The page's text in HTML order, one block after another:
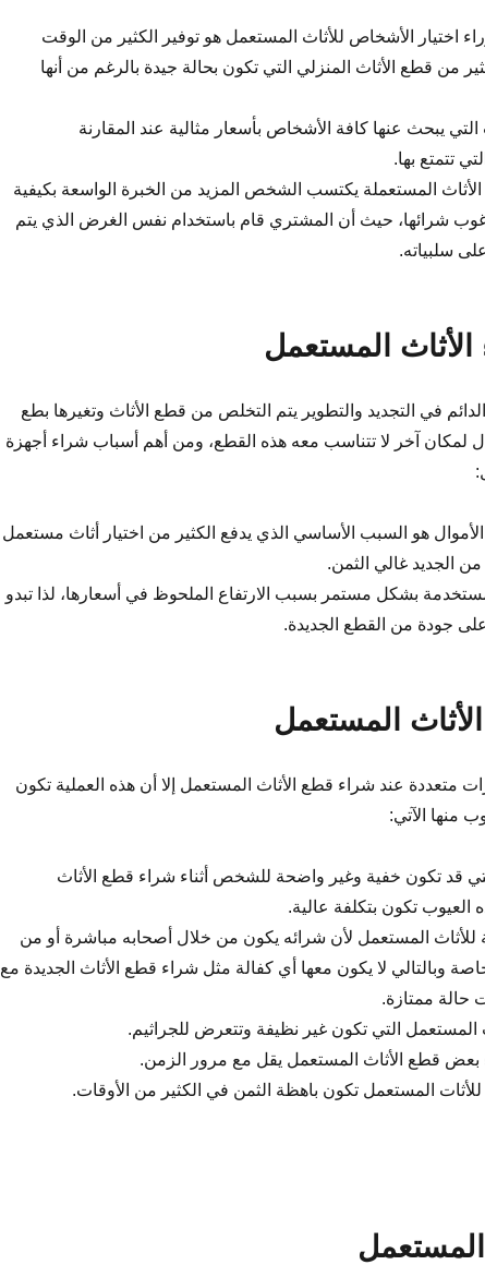
اختيار الأشخاص للأثاث المستعمل هو توفير الكثير من الوقت
من قطع الأثاث المنزلي التي تكون بحالة جيدة بالرغم من أنها
يبحث عنها كافة الأشخاص بأسعار مثالية عند المقارنة
تتمتع بها.
المستعملة يكتسب الشخص المزيد من الخبرة الواسعة بكيفية
شرائها، حيث أن المشتري قام باستخدام نفس الغرض الذي يتم
سلبياته.
المستعمل
في التجديد والتطوير يتم التخلص من قطع الأثاث وتغيرها بطع
لمكان آخر لا تتناسب معه هذه القطع، ومن أهم أسباب شراء أجهزة
الأموال هو السبب الأساسي الذي يدفع الكثير من اختيار أثاث مستعمل
الجديد غالي الثمن.
بشكل مستمر بسبب الارتفاع الملحوظ في أسعارها، لذا تبدو
جودة من القطع الجديدة.
المستعمل
متعددة عند شراء قطع الأثاث المستعمل إلا أن هذه العملية تكون
منها الآتي:
قد تكون خفية وغير واضحة للشخص أثناء شراء قطع الأثاث
تكون بتكلفة عالية.
للأثاث المستعمل لأن شرائه يكون من خلال أصحابه مباشرة أو من
وبالتالي لا يكون معها أي كفالة مثل شراء قطع الأثاث الجديدة مع
حالة ممتازة.
التي تكون غير نظيفة وتتعرض للجراثيم.
بعض قطع الأثاث المستعمل يقل مع مرور الزمن.
للأثات المستعمل تكون باهظة الثمن في الكثير من الأوقات.
المستعمل